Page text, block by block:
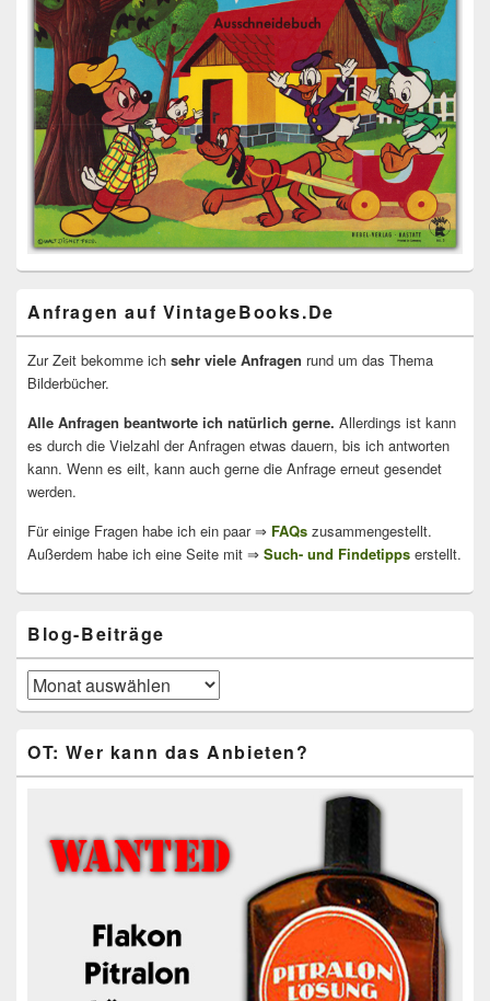
Anfragen auf VintageBooks.De
Zur Zeit bekomme ich sehr viele Anfragen rund um das Thema
Bilderbücher.
Alle Anfragen beantworte ich natürlich gerne. Allerdings ist kann
es durch die Vielzahl der Anfragen etwas dauern, bis ich antworten
kann. Wenn es eilt, kann auch gerne die Anfrage erneut gesendet
werden.
Für einige Fragen habe ich ein paar ⇒ FAQs zusammengestellt.
Außerdem habe ich eine Seite mit ⇒ Such- und Findetipps erstellt.
Blog-Beiträge
Blog-
Beiträge
OT: Wer kann das Anbieten?